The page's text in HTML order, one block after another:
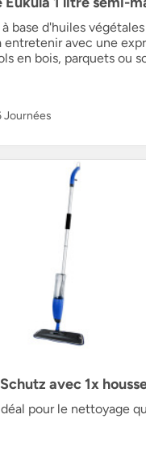
base d'huiles
entretenir avec une
en bois, parquets ou
Journées
avec 1x
pour le nettoyage